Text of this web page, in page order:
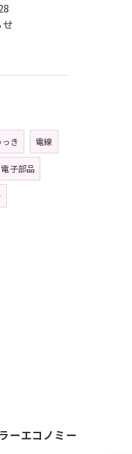
き 電線
電子部品
ーエコノミー